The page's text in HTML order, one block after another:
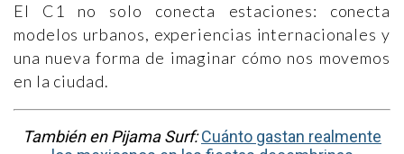
El C1 no solo conecta estaciones: conecta
modelos urbanos, experiencias internacionales y
una nueva forma de imaginar cómo nos movemos
en la ciudad.
También en Pijama Surf:Cuánto gastan realmente